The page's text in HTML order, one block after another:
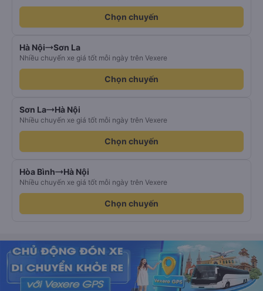
Chọn chuyến
Hà Nội Sơn La
Nhiều chuyến xe giá tốt mỗi ngày trên Vexere
Chọn chuyến
Sơn La Hà Nội
Nhiều chuyến xe giá tốt mỗi ngày trên Vexere
Chọn chuyến
Hòa Bình Hà Nội
Nhiều chuyến xe giá tốt mỗi ngày trên Vexere
Chọn chuyến